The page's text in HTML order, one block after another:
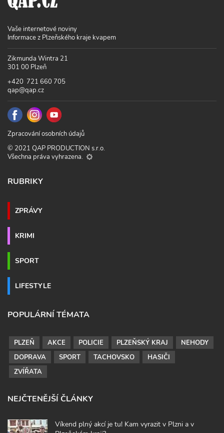
Vaše internetové noviny
Informace z Plzeňského kraje kvapem
Zikmunda Wintra 21
301 00 Plzeň
+420 721 660 705
qap@qap.cz
Zpracování osobních údajů
© 2021 QAP PRODUCTION s.r.o.
Všechna práva vyhrazena.
RUBRIKY
ZPRÁVY
KRIMI
SPORT
LIFESTYLE
POPULÁRNÍ TÉMATA
PLZEŇ AKCE POLICIE PLZEŇSKÝ KRAJ
NEHODY
DOPRAVA
SPORT TACHOVSKO
HASIČI
ZVÍŘATA
NEJČTENĚJŠÍ ČLÁNKY
Víkend plný akcí je tu! Kam vyrazit v Plzni a v